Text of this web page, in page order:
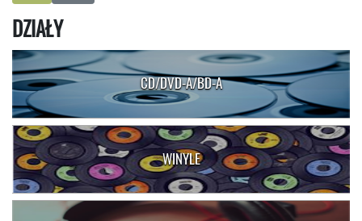
DZIAŁY
CD/DVD-A/BD-A
WINYLE